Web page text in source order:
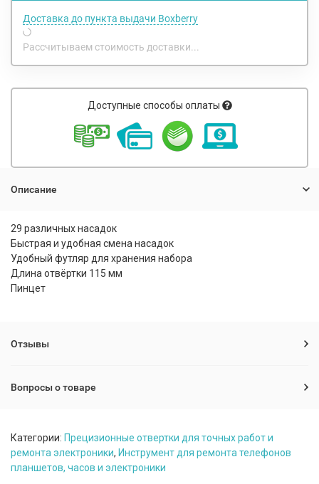
Доставка до пункта выдачи Boxberry
Рассчитываем стоимость доставки...
Доступные способы оплаты
Описание
29 различных насадок
Быстрая и удобная смена насадок
Удобный футляр для хранения набора
Длина отвёртки 115 мм
Пинцет
Отзывы
Вопросы о товаре
Категории: Прецизионные отвертки для точных работ и
ремонта электроники, Инструмент для ремонта телефонов
планшетов, часов и электроники